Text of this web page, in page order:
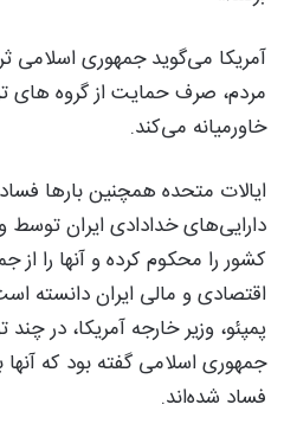
آمریکا می‌گوید جمهوری اسلامی
مردم، صرف حمایت از گروه های
خاورمیانه می‌کند.
ایالات متحده همچنین بارها
دارایی‌های خدادادی ایران توسط
کشور را محکوم کرده و آنها را
اقتصادی و مالی ایران دانسته
پمپئو، وزیر خارجه آمریکا، در
جمهوری اسلامی گفته بود که
فساد شده‌اند.